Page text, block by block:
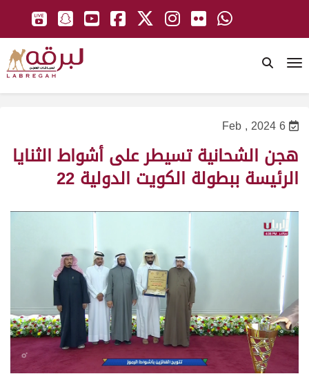
6 Feb , 2024
هجن الشحانية تسيطر على أشواط الثنايا
الرئيسة ببطولة الكويت الدولية 22